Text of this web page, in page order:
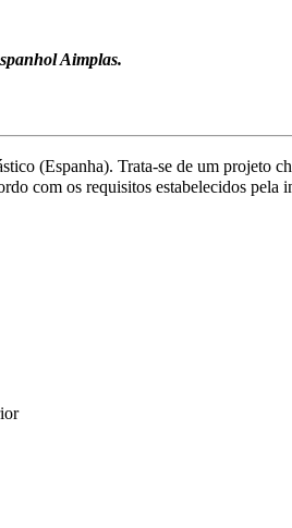
Aimplas.
(Espanha). Trata-se de um projeto
com os requisitos estabelecidos pela